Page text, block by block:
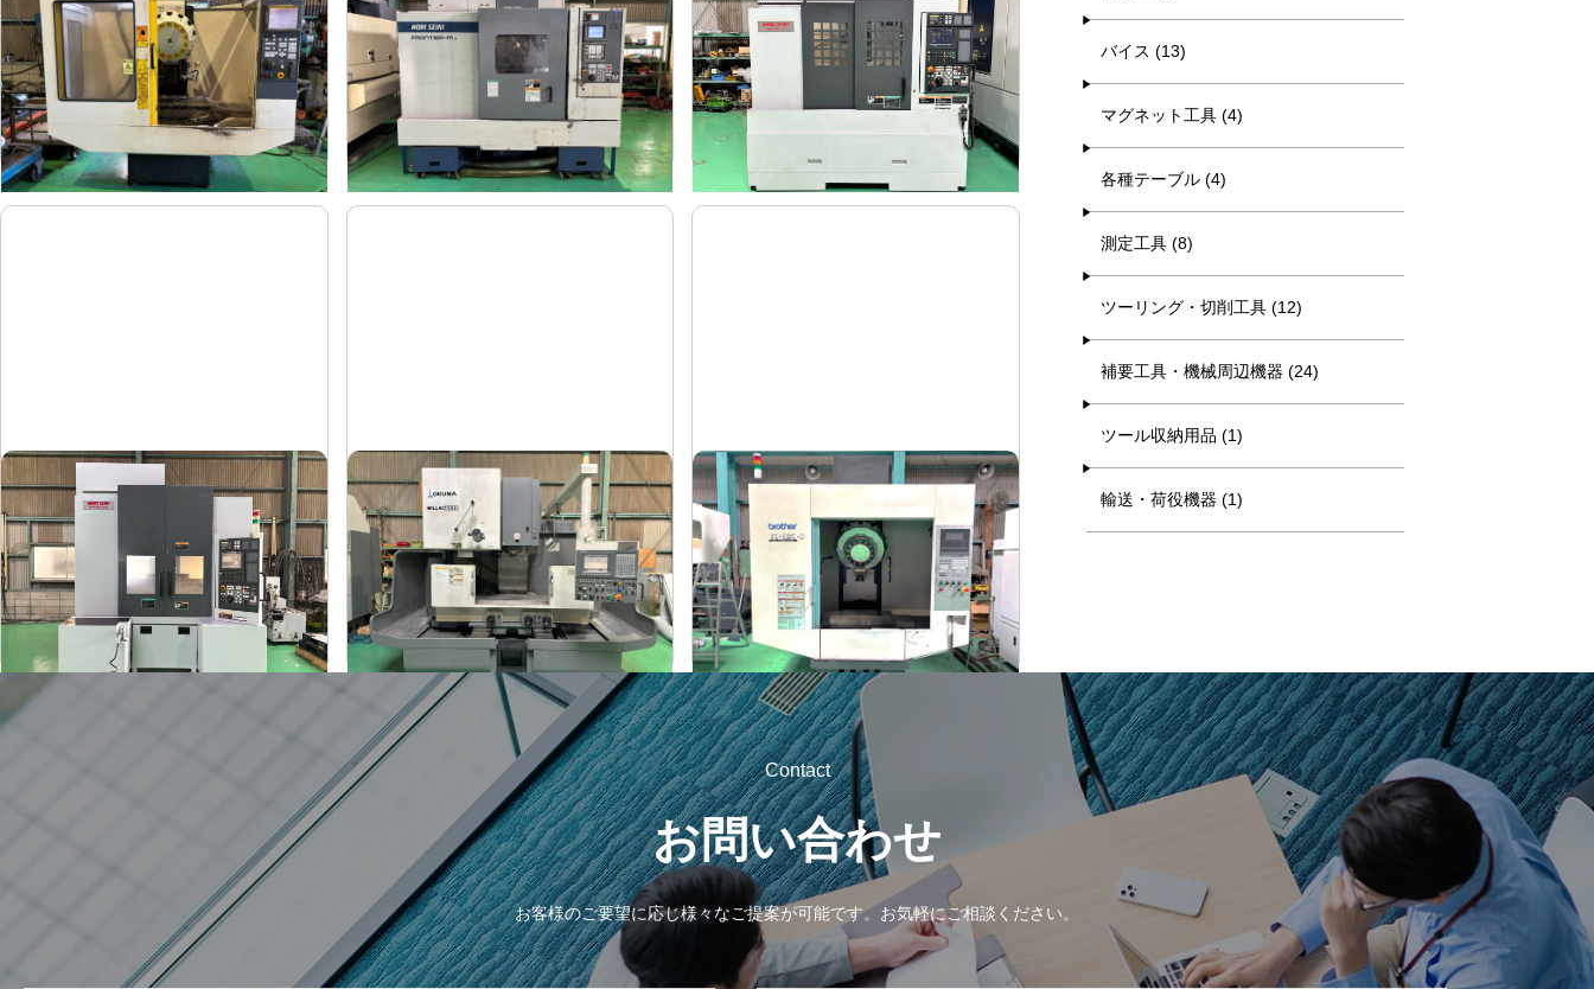
メーカー ファナック
形 α-T14iAL
年 1999
メーカー 森精機
形 FRONTIER-MⅡ/40
年
メーカー 森精機
形 NV5000α1A/40
年 式2008
#4立マシニング
メーカー
形 NV4000DCG
2004
#5立マシニング
メーカー オークマ
式MILLAC-561V
年 式2006
タッピングセンター
メーカー ブラザー
形 式TC-S2C-O
年 式2007
バイス (13)
マグネット工具 (4)
各種テーブル (4)
測定工具 (8)
ツーリング・切削工具 (12)
補要工具・機械周辺機器 (24)
ツール収納用品 (1)
輸送・荷役機器 (1)
Contact
お問い合わせ
お客様のご要望に応じ様々なご提案が可能です。 お気軽にご相談ください。